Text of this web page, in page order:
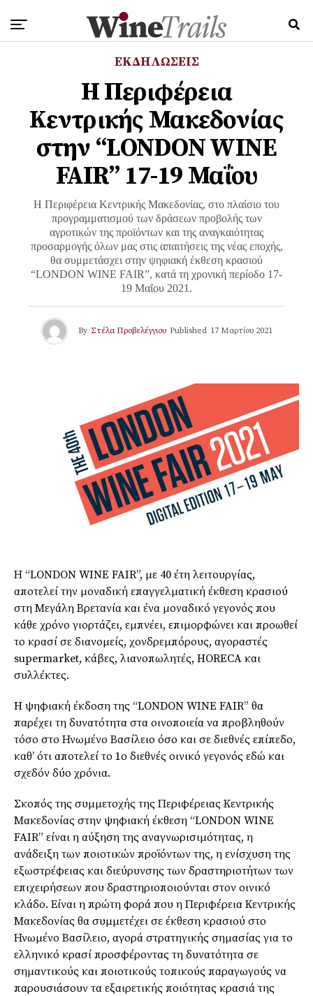
ΕΚΔΗΛΩΣΕΙΣ
Η Περιφέρεια
Κεντρικής Μακεδονίας
στην “LONDON WINE
FAIR” 17-19 Μαΐου
Η Περιφέρεια Κεντρικής Μακεδονίας, στο πλαίσιο του
προγραμματισμού των δράσεων προβολής των
αγροτικών της προϊόντων και της αναγκαιότητας
προσαρμογής όλων μας στις απαιτήσεις της νέας εποχής,
θα συμμετάσχει στην ψηφιακή έκθεση κρασιού
“LONDON WINE FAIR”, κατά τη χρονική περίοδο 17-
19 Μαΐου 2021.
By Στέλα Προβελέγγιου Published 17 Μαρτίου 2021
Η “LONDON WINE FAIR”, με 40 έτη λειτουργίας,
αποτελεί την μοναδική επαγγελματική έκθεση κρασιού
στη Μεγάλη Βρετανία και ένα μοναδικό γεγονός που
κάθε χρόνο γιορτάζει, εμπνέει, επιμορφώνει και προωθεί
το κρασί σε διανομείς, χονδρεμπόρους, αγοραστές
supermarket, κάβες, λιανοπωλητές, HORECA και
συλλέκτες.
H ψηφιακή έκδοση της “LONDON WINE FAIR” θα
παρέχει τη δυνατότητα στα οινοποιεία να προβληθούν
τόσο στο Ηνωμένο Βασίλειο όσο και σε διεθνές επίπεδο,
καθ’ ότι αποτελεί το 1ο διεθνές οινικό γεγονός εδώ και
σχεδόν δύο χρόνια.
Σκοπός της συμμετοχής της Περιφέρειας Κεντρικής
Μακεδονίας στην ψηφιακή έκθεση “LONDON WINE
FAIR” είναι η αύξηση της αναγνωρισιμότητας, η
ανάδειξη των ποιοτικών προϊόντων της, η ενίσχυση της
εξωστρέφειας και διεύρυνσης των δραστηριοτήτων των
επιχειρήσεων που δραστηριοποιούνται στον οινικό
κλάδο. Είναι η πρώτη φορά που η Περιφέρεια Κεντρικής
Μακεδονίας θα συμμετέχει σε έκθεση κρασιού στο
Ηνωμένο Βασίλειο, αγορά στρατηγικής σημασίας για το
ελληνικό κρασί προσφέροντας τη δυνατότητα σε
σημαντικούς και ποιοτικούς τοπικούς παραγωγούς να
παρουσιάσουν τα εξαιρετικής ποιότητας κρασιά της